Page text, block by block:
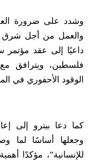
وشدد على ضرورة
والعمل من أجل شرق
داعيًا إلى عقد مؤتمر
فلسطين، ويترافق
الوقود الأحفوري في
كما دعا بيترو إلى
وجعلها أساسًا لما
للإنسانية”، مؤكدًا